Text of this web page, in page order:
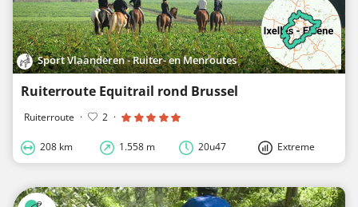
Sport Vlaanderen - Ruiter- en Menroutes
Ruiterroute Equitrail rond Brussel
Ruiterroute · 2 ·
208 km 1.558 m 20u47 Extreme